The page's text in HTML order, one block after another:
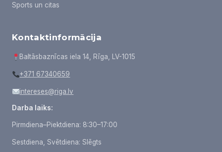
Sports un citas
Kontaktinformācija
Baltāsbaznīcas iela 14, Rīga, LV-1015
+371 67340659
intereses@riga.lv
Darba laiks:
Pirmdiena–Piektdiena: 8:30–17:00
Sestdiena, Svētdiena: Slēgts